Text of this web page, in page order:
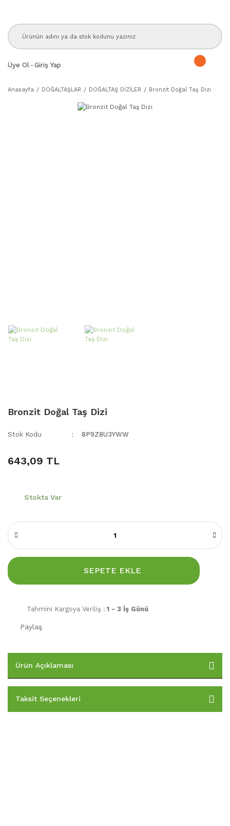
Üye Ol - Giriş Yap
Anasayfa DOĞALTAŞLAR DOĞALTAŞ DİZİLER Bronzit Doğal Taş Dizi
Bronzit Doğal Taş Dizi
Stok Kodu 8P9Z8U3YWW
643,09 TL
Stokta Var
SEPETE EKLE
Tahmini Kargoya Veriliş : 1 - 3 İş Günü
Paylaş
Ürün Açıklaması
Taksit Seçenekleri